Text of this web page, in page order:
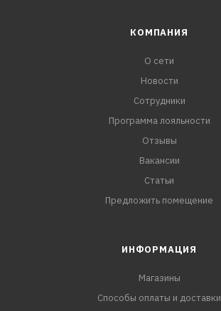
КОМПАНИЯ
О сети
Новости
Сотрудники
Программа лояльности
Отзывы
Вакансии
Статьи
Предложить помещение
ИНФОРМАЦИЯ
Магазины
Способы оплаты и доставки